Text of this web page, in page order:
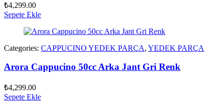
₺4,299.00
Sepete Ekle
Categories: CAPPUCINO YEDEK PARÇA, YEDEK PARÇA
Arora Cappucino 50cc Arka Jant Gri Renk
₺4,299.00
Sepete Ekle